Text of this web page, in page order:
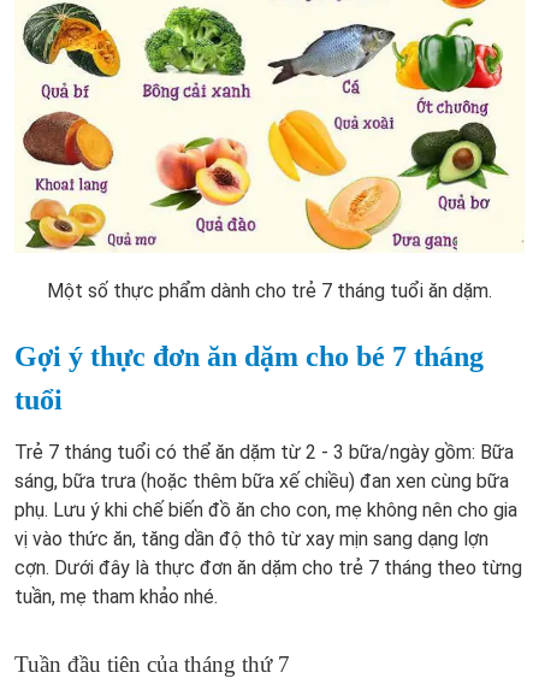
Một số thực phẩm dành cho trẻ 7 tháng tuổi ăn dặm.
Gợi ý thực đơn ăn dặm cho bé 7 tháng
tuổi
Trẻ 7 tháng tuổi có thể ăn dặm từ 2 - 3 bữa/ngày gồm: Bữa
sáng, bữa trưa (hoặc thêm bữa xế chiều) đan xen cùng bữa
phụ. Lưu ý khi chế biến đồ ăn cho con, mẹ không nên cho gia
vị vào thức ăn, tăng dần độ thô từ xay mịn sang dạng lợn
cợn. Dưới đây là thực đơn ăn dặm cho trẻ 7 tháng theo từng
tuần, mẹ tham khảo nhé.
Tuần đầu tiên của tháng thứ 7